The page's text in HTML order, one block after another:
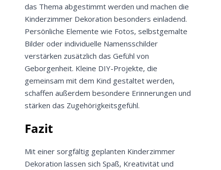
das Thema abgestimmt werden und machen die
Kinderzimmer Dekoration besonders einladend.
Persönliche Elemente wie Fotos, selbstgemalte
Bilder oder individuelle Namensschilder
verstärken zusätzlich das Gefühl von
Geborgenheit. Kleine DIY-Projekte, die
gemeinsam mit dem Kind gestaltet werden,
schaffen außerdem besondere Erinnerungen und
stärken das Zugehörigkeitsgefühl.
Fazit
Mit einer sorgfältig geplanten Kinderzimmer
Dekoration lassen sich Spaß, Kreativität und